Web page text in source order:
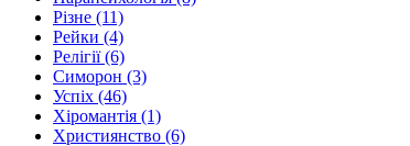
Різне (11)
Рейки (4)
Релігії (6)
Симорон (3)
Успіх (46)
Хіромантія (1)
Християнство (6)